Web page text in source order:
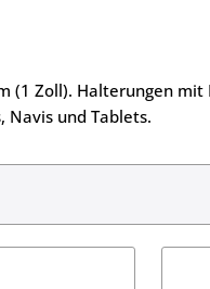
(1 Zoll). Halterungen
Navis und Tablets.